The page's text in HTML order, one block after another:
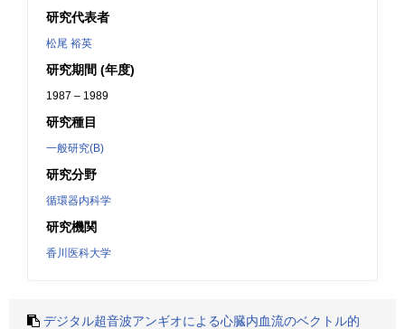
研究代表者
松尾 裕英
研究期間 (年度)
1987 – 1989
研究種目
一般研究(B)
研究分野
循環器内科学
研究機関
香川医科大学
デジタル超音波アンギオによる心臓内血流のベクトル的